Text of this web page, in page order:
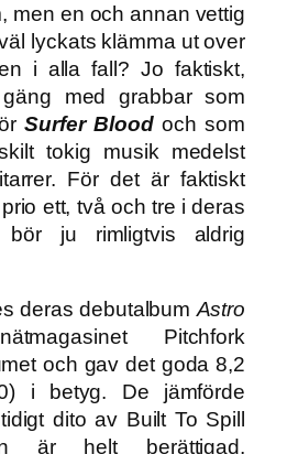
men en och annan vettig
lyckats klämma ut over
i alla fall? Jo faktiskt,
med grabbar som
Surfer Bloodoch som
tokig musik medelst
För det är faktiskt
ett, två och tre i deras
ju rimligtvis aldrig
deras debutalbumAstro
Pitchfork
och gav det goda 8,2
i betyg. De jämförde
dito av Built To Spill
är helt berättigad,